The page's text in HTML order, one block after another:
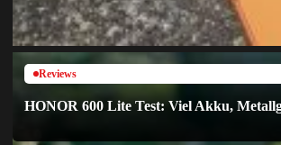
Reviews
HONOR 600 Lite Test: Viel Akku,